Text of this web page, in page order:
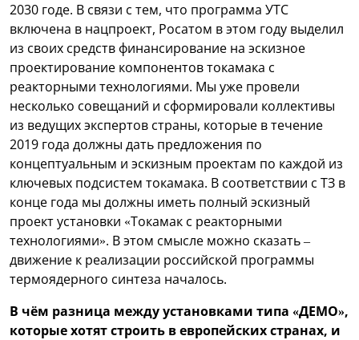
2030 годе. В связи с тем, что программа УТС
включена в нацпроект, Росатом в этом году выделил
из своих средств финансирование на эскизное
проектирование компонентов токамака с
реакторными технологиями. Мы уже провели
несколько совещаний и сформировали коллективы
из ведущих экспертов страны, которые в течение
2019 года должны дать предложения по
концептуальным и эскизным проектам по каждой из
ключевых подсистем токамака. В соответствии с ТЗ в
конце года мы должны иметь полный эскизный
проект установки «Токамак с реакторными
технологиями». В этом смысле можно сказать –
движение к реализации российской программы
термоядерного синтеза началось.
В чём разница между установками типа «ДЕМО»,
которые хотят строить в европейских странах, и